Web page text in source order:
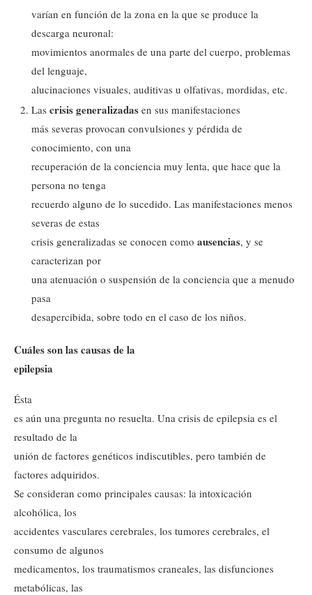
varían en función de la zona en la que se produce la
descarga neuronal:
movimientos anormales de una parte del cuerpo, problemas
del lenguaje,
alucinaciones visuales, auditivas u olfativas, mordidas, etc.
Las crisis generalizadas en sus manifestaciones
más severas provocan convulsiones y pérdida de
conocimiento, con una
recuperación de la conciencia muy lenta, que hace que la
persona no tenga
recuerdo alguno de lo sucedido. Las manifestaciones menos
severas de estas
crisis generalizadas se conocen como ausencias, y se
caracterizan por
una atenuación o suspensión de la conciencia que a menudo
pasa
desapercibida, sobre todo en el caso de los niños.
Cuáles son las causas de la
epilepsia
Ésta
es aún una pregunta no resuelta. Una crisis de epilepsia es el
resultado de la
unión de factores genéticos indiscutibles, pero también de
factores adquiridos.
Se consideran como principales causas: la intoxicación
alcohólica, los
accidentes vasculares cerebrales, los tumores cerebrales, el
consumo de algunos
medicamentos, los traumatismos craneales, las disfunciones
metabólicas, las